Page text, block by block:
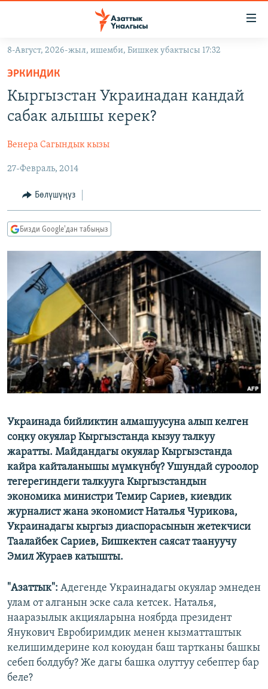
Навигацияга
өтүңүз
Издөөгө
салыңызКЫРГЫЗСТАН
ЭКОНОМИКА
МАДАНИЯТ
ДҮЙНӨ
БОРБОР АЗИЯ
АТАЙЫН ИЛИКТӨӨ
ТВ ПРОГРАММАЛАР
БҮГҮН АЗАТТЫКТА
БИЗ ЖАНА ДҮЙНӨ
ЭЖЕ-СИҢДИЛЕР
АЗАТТЫК+
ЫҢГАЙСЫЗ СУРООЛОР
ПОДКАСТ
ӨЗГӨЧӨ ПИКИР
ОНЛАЙН ШЕРИНЕ
ЭЕ/АРнун бардык сайттары
8-Август, 2026-жыл, ишемби, Бишкек убактысы 17:32
ЭРКИНДИК
Кыргызстан Украинадан кандай
сабак алышы керек?
Венера Сагындык кызы
27-Февраль, 2014
Бөлүшүңүз
Бизди Google'дан табыңыз
Украинада бийликтин алмашуусуна алып келген
соңку окуялар Кыргызстанда кызуу талкуу
жаратты. Майдандагы окуялар Кыргызстанда
кайра кайталанышы мүмкүнбү? Ушундай суроолор
тегерегиндеги талкууга Кыргызстандын
экономика министри Темир Сариев, киевдик
журналист жана экономист Наталья Чурикова,
Украинадагы кыргыз диаспорасынын жетекчиси
Таалайбек Сариев, Бишкектен саясат таануучу
Эмил Жураев катышты.
"Азаттык": Адегенде Украинадагы окуялар эмнеден
улам от алганын эске сала кетсек. Наталья,
нааразылык акцияларына ноябрда президент
Янукович Евробиримдик менен кызматташтык
келишимдерине кол коюудан баш тартканы башкы
себеп болдубу? Же дагы башка олуттуу себептер бар
беле?